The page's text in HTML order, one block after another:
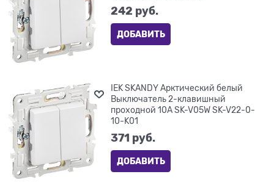
242 руб.
ДОБАВИТЬ
IEK SKANDY Арктический белый
Выключатель 2-клавишный
проходной 10А SK-V05W SK-V22-0-
10-K01
371 руб.
ДОБАВИТЬ